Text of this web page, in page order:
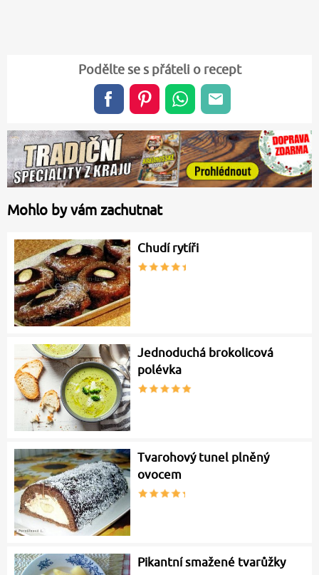
Podělte se s přáteli o recept
Mohlo by vám zachutnat
Chudí rytíři
Jednoduchá brokolicová
polévka
Tvarohový tunel plněný
ovocem
Pikantní smažené tvarůžky